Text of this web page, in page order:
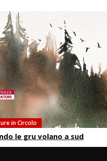
in Circolo
le gru volano a sud